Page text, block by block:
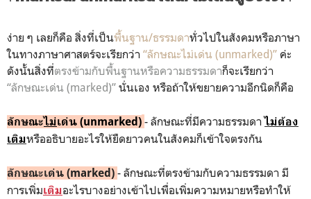
ง่าย ๆ เลยก็คือ สิ่งที่เป็นพื้นฐาน/ธรรมดาทั่วไปในสังคมหรือภาษา
ในทางภาษาศาสตร์จะเรียกว่า “ลักษณะไม่เด่น (unmarked)” ค่ะ
ดังนั้นสิ่งที่ตรงข้ามกับพื้นฐานหรือความธรรมดาก็จะเรียกว่า
“ลักษณะเด่น (marked)” นั่นเอง หรือถ้าให้ขยายความอีกนิดก็คือ
ลักษณะไม่เด่น (unmarked) - ลักษณะที่มีความธรรมดาไม่ต้อง
เติมหรืออธิบายอะไรให้ยืดยาวคนในสังคมก็เข้าใจตรงกัน
ลักษณะเด่น (marked) - ลักษณะที่ตรงข้ามกับความธรรมดา มี
การเพิ่มเติมอะไรบางอย่างเข้าไปเพื่อเพิ่มความหมายหรือทำให้